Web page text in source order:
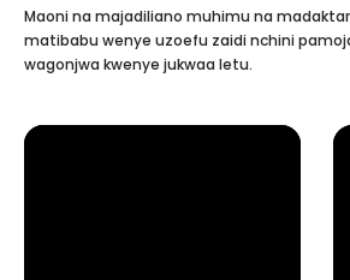
Maoni na majadiliano muhimu na
matibabu wenye uzoefu zaidi nchini
wagonjwa kwenye jukwaa letu.